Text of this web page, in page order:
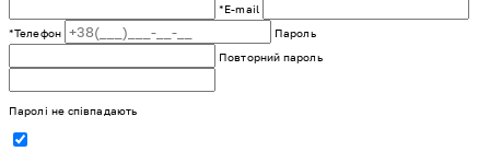
*E-mail
*Телефон
Пароль
Повторний пароль
Паролі не співпадають